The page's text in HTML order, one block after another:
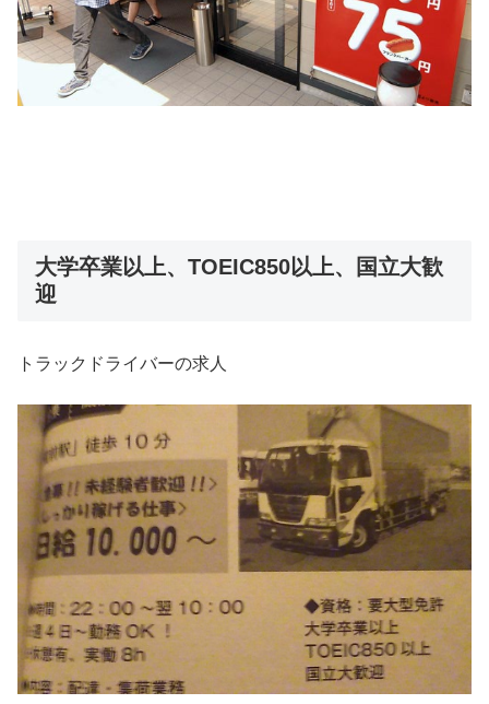
大学卒業以上、TOEIC850以上、国立大歓
迎
トラックドライバーの求人